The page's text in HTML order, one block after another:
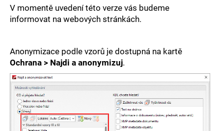
V momentě uvedení této verze vás budeme
informovat na webových stránkách.
Anonymizace podle vzorů je dostupná na kartě
Ochrana > Najdi a anonymizuj.
e
t
e
n
a